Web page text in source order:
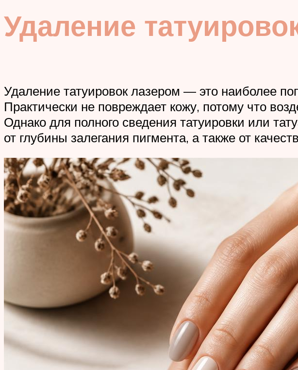
Удаление
Удаление татуировок лазером — это наиболее
Практически не повреждает кожу, потому что
Однако для полного сведения татуировки или
от глубины залегания пигмента, а также от